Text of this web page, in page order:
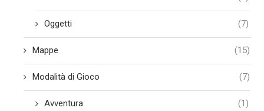
Oggetti (7)
Mappe (15)
Modalità di Gioco (7)
Avventura (1)